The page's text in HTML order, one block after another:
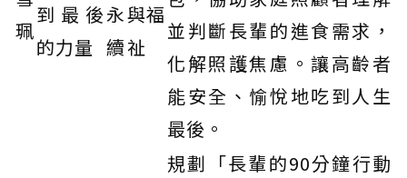
珮
到最後
的力量
永
續
與福
祉
並判斷長輩的進食需求，
化解照護焦慮。讓高齡者
能安全、愉悅地吃到人生
最後。
規劃「長輩的90分鐘行動